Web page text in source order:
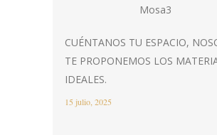
CUÉNTANOS TU ESPACIO,
TE PROPONEMOS LOS
IDEALES.
15 julio, 2025